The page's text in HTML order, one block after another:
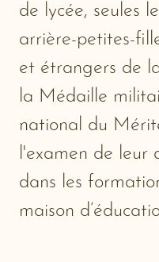
de lycée, seules
arrière-petites-
et étrangers de
la Médaille
national du
l'examen de leur
dans les
maison